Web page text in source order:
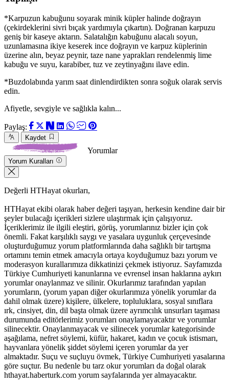
*Karpuzun kabuğunu soyarak minik küpler halinde doğrayın
(çekirdeklerini sivri bıçak yardımıyla çıkartın). Doğranan karpuzu
geniş bir kaseye aktarın. Salatalığın kabuğunu alacalı soyun,
uzunlamasına ikiye keserek ince doğrayın ve karpuz küplerinin
üzerine alın, beyaz peynir, taze nane yaprakları rendelenmiş lime
kabuğu ve suyu, karabiber, tuz ve zeytinyağını ilave edin.
*Buzdolabında yarım saat dinlendirdikten sonra soğuk olarak servis
edin.
Afiyetle, sevgiyle ve sağlıkla kalın...
Paylaş:
Kaydet
Yorumlar
Yorum Kuralları
Değerli HTHayat okurları,
HTHayat ekibi olarak haber değeri taşıyan, herkesin kendine dair bir
şeyler bulacağı içerikleri sizlere ulaştırmak için çalışıyoruz.
İçeriklerimiz ile ilgili eleştiri, görüş, yorumlarınız bizler için çok
önemli. Fakat karşılıklı saygı ve yasalara uygunluk çerçevesinde
oluşturduğumuz yorum platformlarında daha sağlıklı bir tartışma
ortamını temin etmek amacıyla ortaya koyduğumuz bazı yorum ve
moderasyon kurallarımıza dikkatinizi çekmek istiyoruz. Sayfamızda
Türkiye Cumhuriyeti kanunlarına ve evrensel insan haklarına aykırı
yorumlar onaylanmaz ve silinir. Okurlarımız tarafından yapılan
yorumların, (yorum yapan diğer okurlarımıza yönelik yorumlar da
dahil olmak üzere) kişilere, ülkelere, topluluklara, sosyal sınıflara
ırk, cinsiyet, din, dil başta olmak üzere ayrımcılık unsurları taşıması
durumunda editörlerimiz yorumları onaylamayacaktır ve yorumlar
silinecektir. Onaylanmayacak ve silinecek yorumlar kategorisinde
aşağılama, nefret söylemi, küfür, hakaret, kadın ve çocuk istismarı,
hayvanlara yönelik şiddet söylemi içeren yorumlar da yer
almaktadır. Suçu ve suçluyu övmek, Türkiye Cumhuriyeti yasalarına
göre suçtur. Bu nedenle bu tarz okur yorumları da doğal olarak
hthayat.haberturk.com yorum sayfalarında yer almayacaktır.